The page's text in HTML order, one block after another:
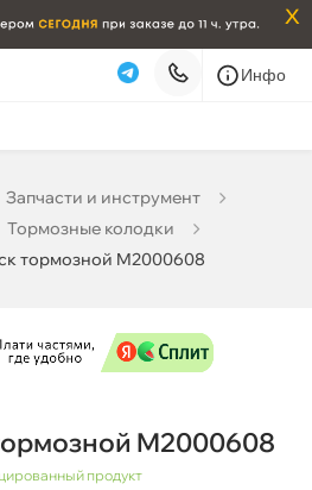
x
Инфо
Запчасти и инструмент
Тормозные колодки
тормозной M2000608
M2000608
продукт
Сегодня, 08.08 (при заказе от 2000₽)